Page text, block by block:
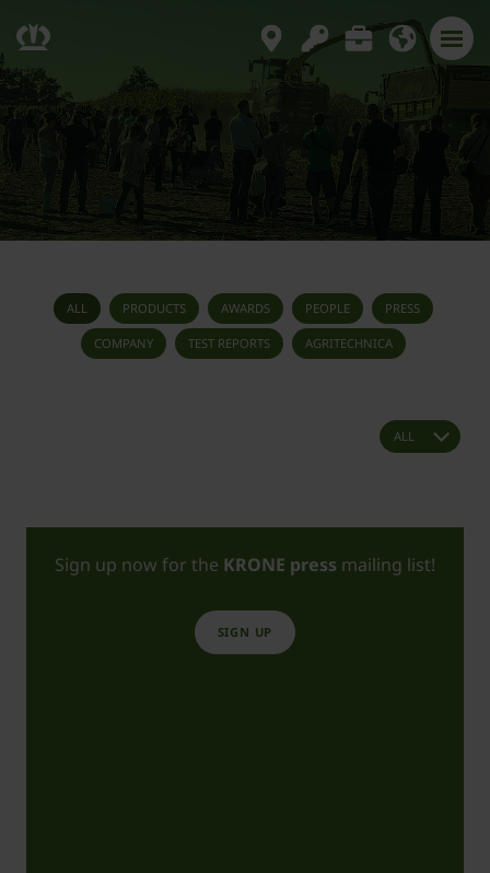
ALL PRODUCTS AWARDS PEOPLE PRESS
COMPANY TEST REPORTS AGRITECHNICA
Sign up now for the KRONE press mailing list!
SIGN UP